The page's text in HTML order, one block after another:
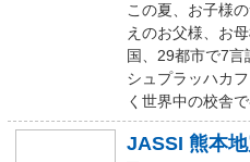
この夏、お子様
えのお父様、お
国、29都市で7
シュプラッハカ
く世界中の校舎
JASSI 熊本